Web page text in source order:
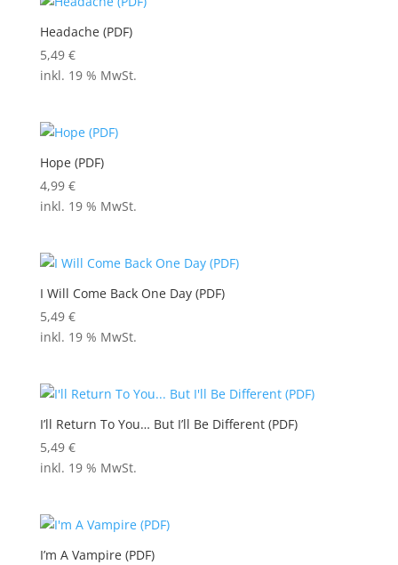
Headache (PDF)
5,49 €
inkl. 19 % MwSt.
Hope (PDF)
4,99 €
inkl. 19 % MwSt.
I Will Come Back One Day (PDF)
5,49 €
inkl. 19 % MwSt.
I’ll Return To You… But I’ll Be Different (PDF)
5,49 €
inkl. 19 % MwSt.
I’m A Vampire (PDF)